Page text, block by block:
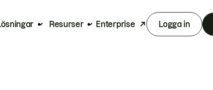
Lösningar Resurser Enterprise Logga in